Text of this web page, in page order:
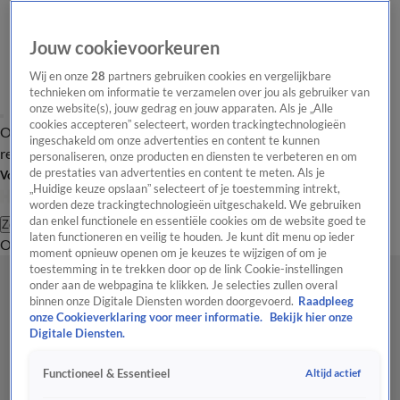
Overzicht Laatste nieuws Regionieuws Het beste van Hart
Tip de
redactie
Volg Hart van Nederland
Zoeken
OverzichtRegioUitzendingenWeerTip de redactiePanelVideo's
Jouw cookievoorkeuren
Wij en onze28 partners gebruiken cookies en vergelijkbare
technieken om informatie te verzamelen over jou als gebruiker van
onze website(s), jouw gedrag en jouw apparaten. Als je „Alle
cookies accepteren” selecteert, worden trackingtechnologieën
ingeschakeld om onze advertenties en content te kunnen
personaliseren, onze producten en diensten te verbeteren en om
de prestaties van advertenties en content te meten. Als je
„Huidige keuze opslaan” selecteert of je toestemming intrekt,
worden deze trackingtechnologieën uitgeschakeld. We gebruiken
dan enkel functionele en essentiële cookies om de website goed te
laten functioneren en veilig te houden. Je kunt dit menu op ieder
moment opnieuw openen om je keuzes te wijzigen of om je
toestemming in te trekken door op de link Cookie-instellingen
onder aan de webpagina te klikken. Je selecties zullen overal
binnen onze Digitale Diensten worden doorgevoerd. Raadpleeg
onze Cookieverklaring voor meer informatie.
Bekijk hier onze
Digitale Diensten.
Functioneel & Essentieel Altijd actief